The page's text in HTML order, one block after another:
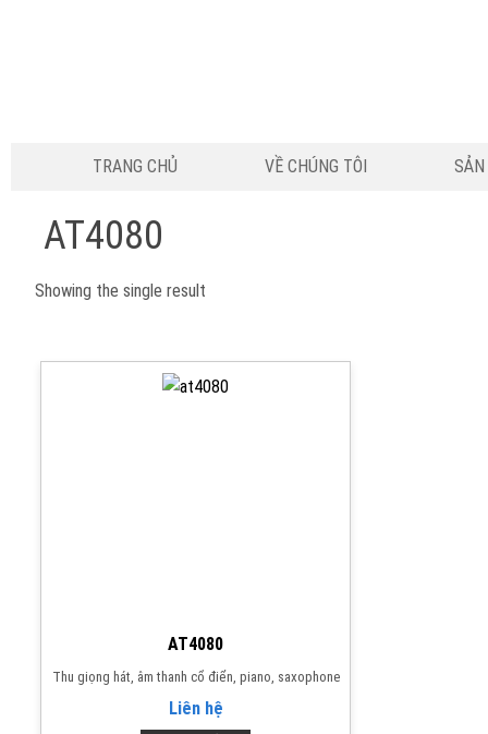
TRANG CHỦ VỀ CHÚNG TÔI
AT4080
Showing the single result
AT4080
Thu giọng hát, âm thanh cổ điển, piano, saxophone
Liên hệ